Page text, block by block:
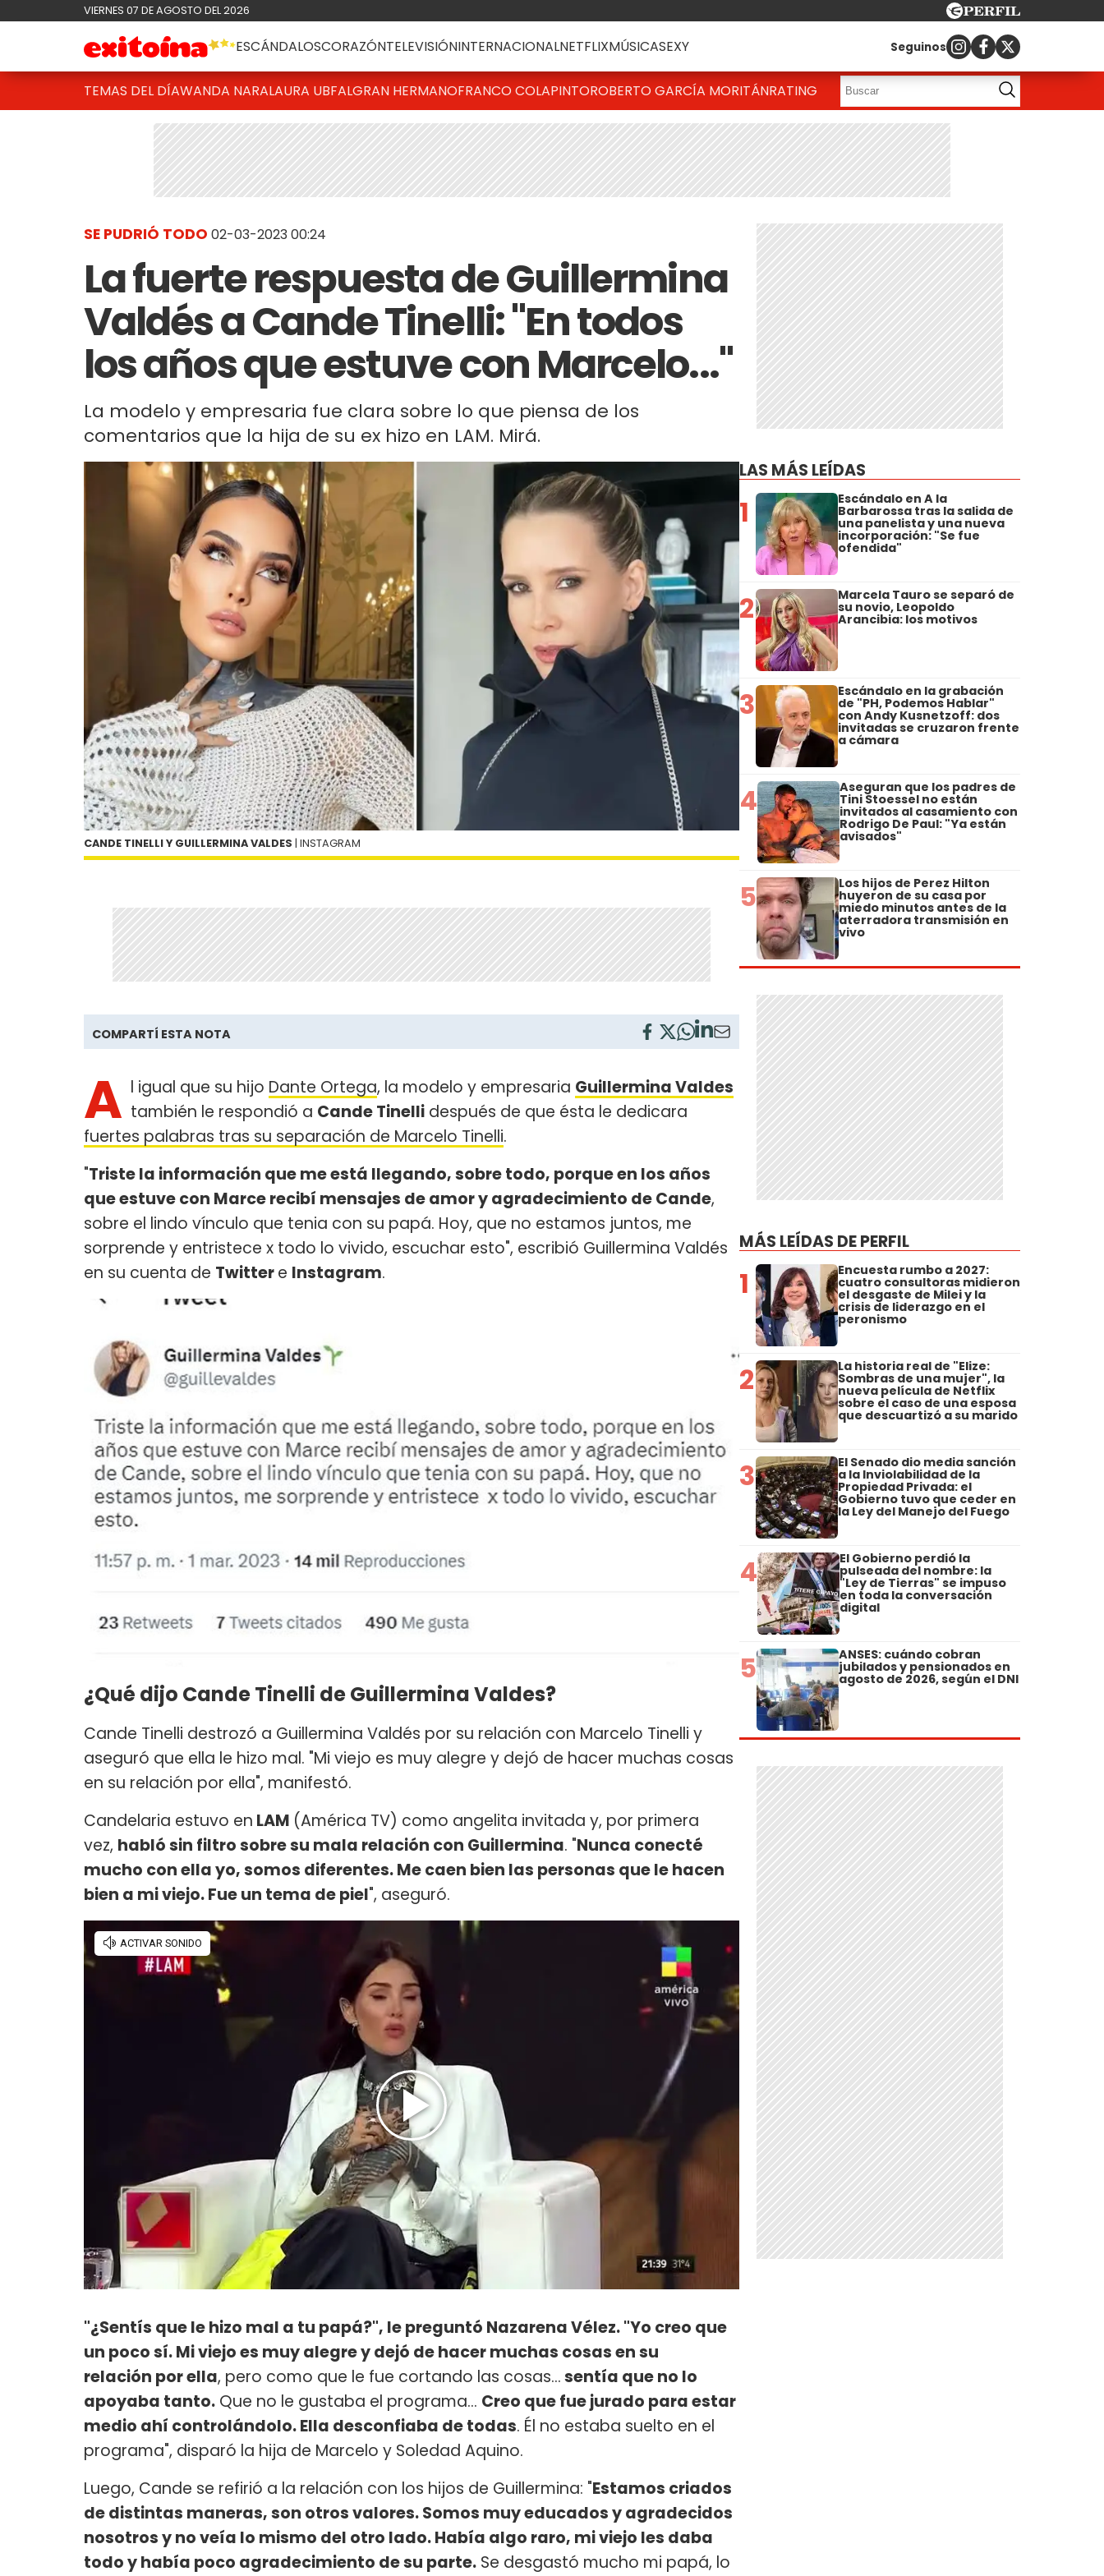
VIERNES 07 DE AGOSTO DEL 2026
ESCÁNDALOSCORAZÓNTELEVISIÓNINTERNACIONALNETFLIXMÚSICASEXY Seguinos
TEMAS DEL DÍAWANDA NARALAURA UBFALGRAN HERMANOFRANCO COLAPINTOROBERTO GARCÍA MORITÁNRATING
SE PUDRIÓ TODO 02-03-2023 00:24
La fuerte respuesta de Guillermina
Valdés a Cande Tinelli: "En todos
los años que estuve con Marcelo..."
La modelo y empresaria fue clara sobre lo que piensa de los
comentarios que la hija de su ex hizo en LAM. Mirá.
CANDE TINELLI Y GUILLERMINA VALDES | INSTAGRAM
COMPARTÍ ESTA NOTA
A l igual que su hijo Dante Ortega, la modelo y empresaria Guillermina Valdes
también le respondió a Cande Tinelli después de que ésta le dedicara
fuertes palabras tras su separación de Marcelo Tinelli.
"Triste la información que me está llegando, sobre todo, porque en los años
que estuve con Marce recibí mensajes de amor y agradecimiento de Cande,
sobre el lindo vínculo que tenia con su papá. Hoy, que no estamos juntos, me
sorprende y entristece x todo lo vivido, escuchar esto", escribió Guillermina Valdés
en su cuenta de Twittere Instagram.
¿Qué dijo Cande Tinelli de Guillermina Valdes?
Cande Tinelli destrozó a Guillermina Valdés por su relación con Marcelo Tinelli y
aseguró que ella le hizo mal. "Mi viejo es muy alegre y dejó de hacer muchas cosas
en su relación por ella", manifestó.
Candelaria estuvo en LAM (América TV) como angelita invitada y, por primera
vez, habló sin filtro sobre su mala relación con Guillermina. "Nunca conecté
mucho con ella yo, somos diferentes. Me caen bien las personas que le hacen
bien a mi viejo. Fue un tema de piel", aseguró.
"¿Sentís que le hizo mal a tu papá?", le preguntó Nazarena Vélez. "Yo creo que
un poco sí. Mi viejo es muy alegre y dejó de hacer muchas cosas en su
relación por ella, pero como que le fue cortando las cosas...sentía que no lo
apoyaba tanto. Que no le gustaba el programa... Creo que fue jurado para estar
medio ahí controlándolo. Ella desconfiaba de todas. Él no estaba suelto en el
programa", disparó la hija de Marcelo y Soledad Aquino.
Luego, Cande se refirió a la relación con los hijos de Guillermina: "Estamos criados
de distintas maneras, son otros valores. Somos muy educados y agradecidos
nosotros y no veía lo mismo del otro lado. Había algo raro, mi viejo les daba
todo y había poco agradecimiento de su parte. Se desgastó mucho mi papá, lo
LAS MÁS LEÍDAS
1 Escándalo en A la
Barbarossa tras la salida de
una panelista y una nueva
incorporación: "Se fue
ofendida"
2 Marcela Tauro se separó de
su novio, Leopoldo
Arancibia: los motivos
3 Escándalo en la grabación
de "PH, Podemos Hablar"
con Andy Kusnetzoff: dos
invitadas se cruzaron frente
a cámara
4 Aseguran que los padres de
Tini Stoessel no están
invitados al casamiento con
Rodrigo De Paul: "Ya están
avisados"
5 Los hijos de Perez Hilton
huyeron de su casa por
miedo minutos antes de la
aterradora transmisión en
vivo
MÁS LEÍDAS DE PERFIL
1 Encuesta rumbo a 2027:
cuatro consultoras midieron
el desgaste de Milei y la
crisis de liderazgo en el
peronismo
2 La historia real de "Elize:
Sombras de una mujer", la
nueva película de Netflix
sobre el caso de una esposa
que descuartizó a su marido
3 El Senado dio media sanción
a la Inviolabilidad de la
Propiedad Privada: el
Gobierno tuvo que ceder en
la Ley del Manejo del Fuego
4 El Gobierno perdió la
pulseada del nombre: la
"Ley de Tierras" se impuso
en toda la conversación
digital
5 ANSES: cuándo cobran
jubilados y pensionados en
agosto de 2026, según el DNI